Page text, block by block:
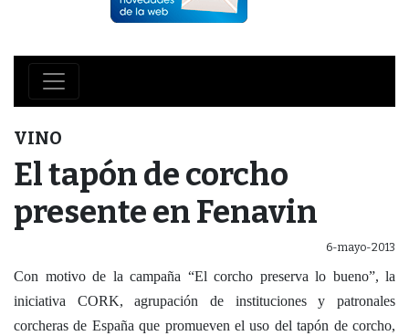
VINO
El tapón de corcho
presente en Fenavin
6-mayo-2013
Con motivo de la campaña “El corcho preserva lo bueno”, la
iniciativa CORK, agrupación de instituciones y patronales
corcheras de España que promueven el uso del tapón de corcho,